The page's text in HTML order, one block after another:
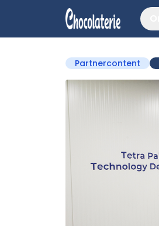
Partnercontent